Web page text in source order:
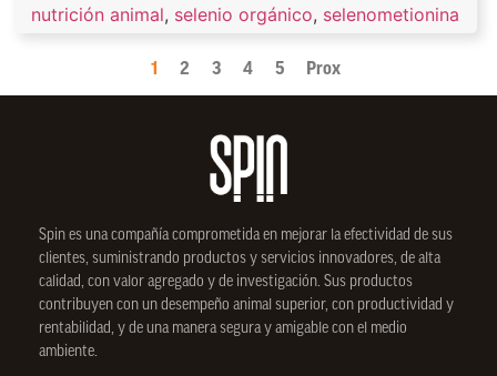
nutrición animal, selenio orgánico, selenometionina
1 2 3 4 5 Prox
Spin es una compañía comprometida en mejorar la efectividad de sus
clientes, suministrando productos y servicios innovadores, de alta
calidad, con valor agregado y de investigación. Sus productos
contribuyen con un desempeño animal superior, con productividad y
rentabilidad, y de una manera segura y amigable con el medio
ambiente.